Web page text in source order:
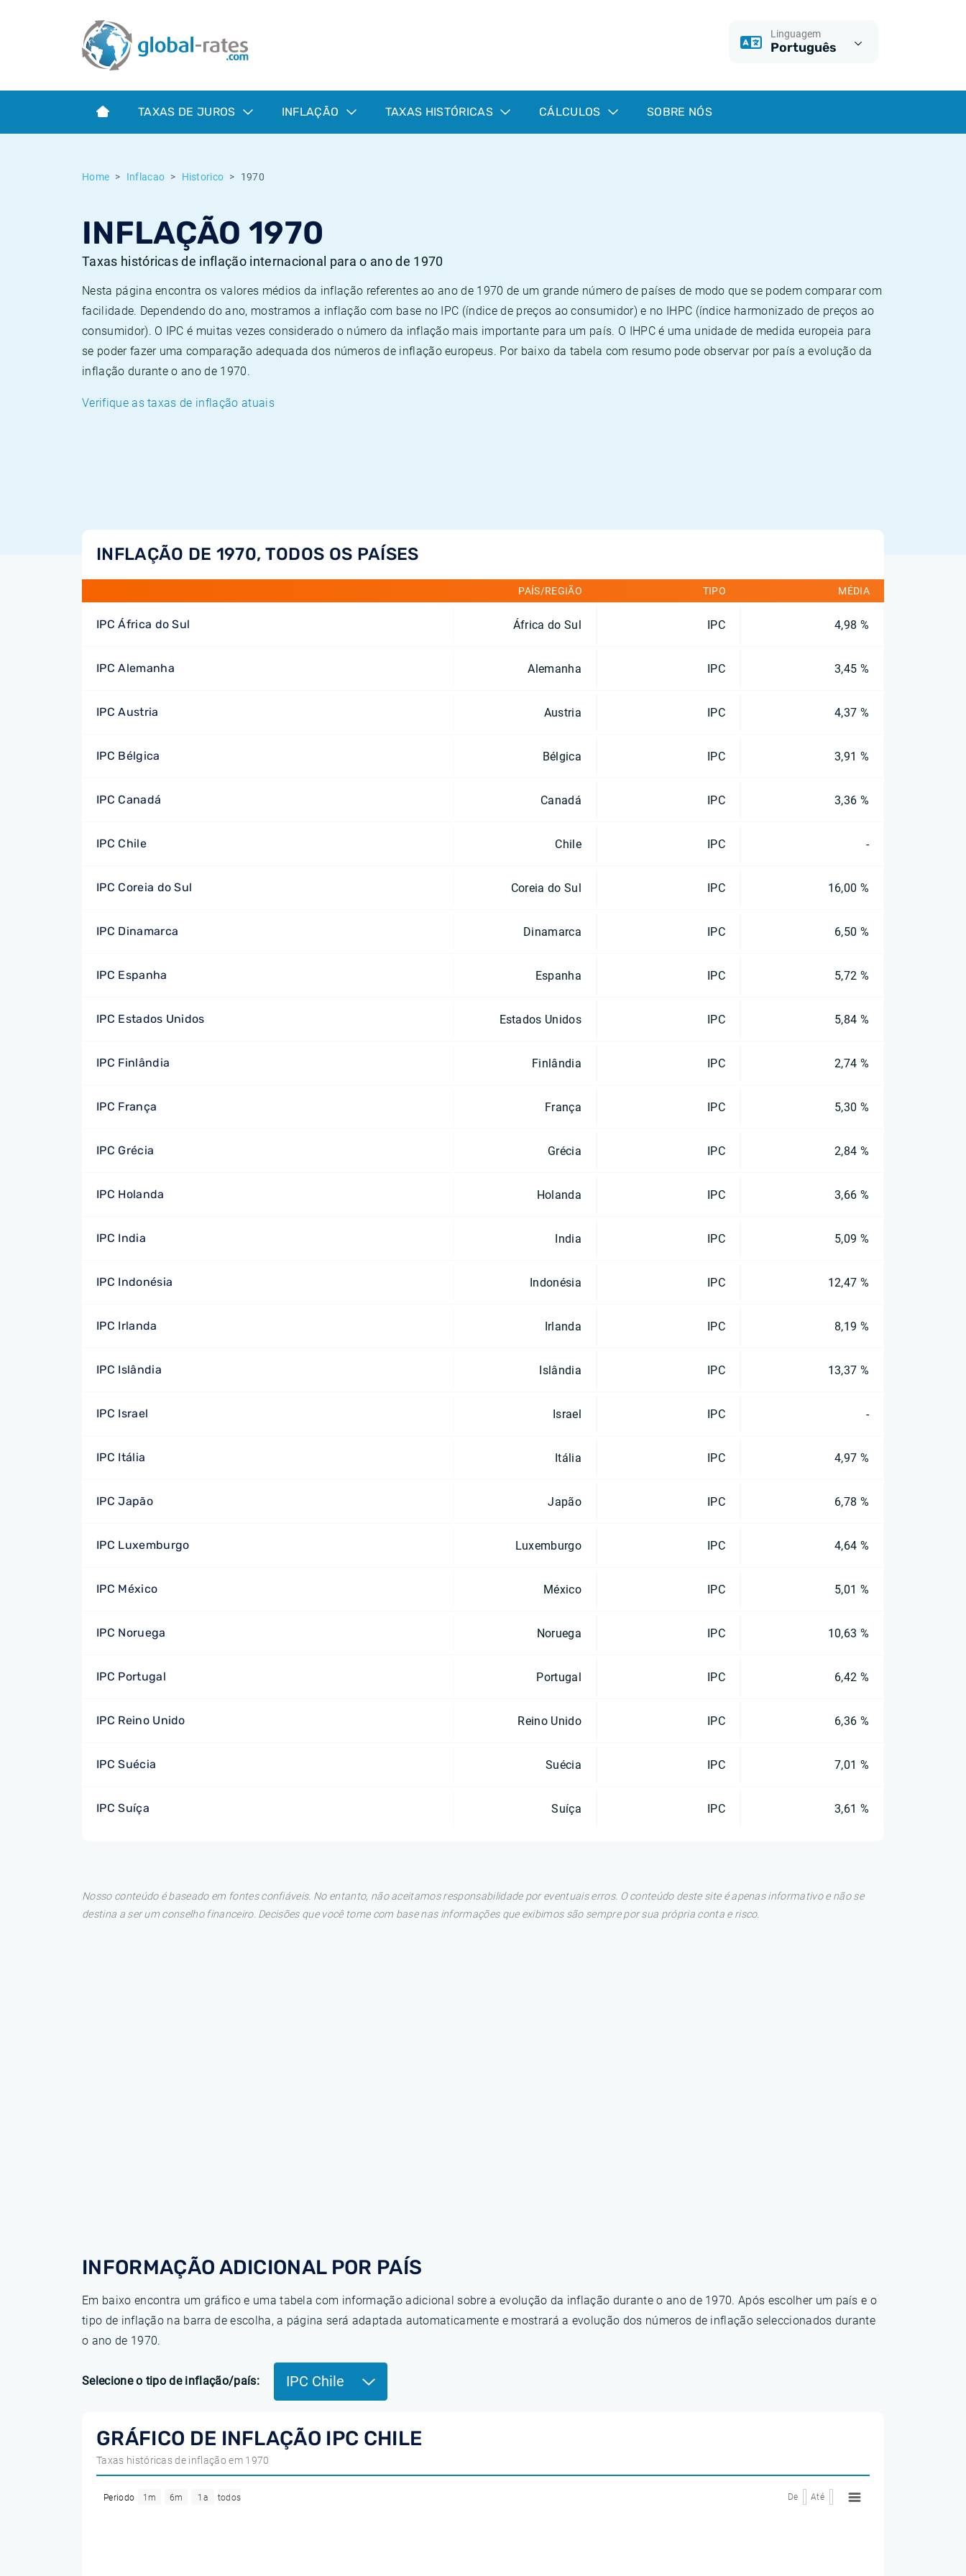
Linguagem
Português
TAXAS DE JUROS INFLAÇÃO TAXAS HISTÓRICAS CÁLCULOS SOBRE NÓS
Home Inflacao Historico 1970
INFLAÇÃO 1970
Taxas históricas de inflação internacional para o ano de 1970
Nesta página encontra os valores médios da inflação referentes ao ano de 1970 de um grande número de países de modo que se podem comparar com
facilidade. Dependendo do ano, mostramos a inflação com base no IPC (índice de preços ao consumidor) e no IHPC (índice harmonizado de preços ao
consumidor). O IPC é muitas vezes considerado o número da inflação mais importante para um país. O IHPC é uma unidade de medida europeia para
se poder fazer uma comparação adequada dos números de inflação europeus. Por baixo da tabela com resumo pode observar por país a evolução da
inflação durante o ano de 1970.
Verifique as taxas de inflação atuais
INFLAÇÃO DE 1970, TODOS OS PAÍSES
PAÍS/REGIÃO TIPO MÉDIA
IPC África do Sul África do Sul IPC 4,98 %
IPC Alemanha Alemanha IPC 3,45 %
IPC Austria Austria IPC 4,37 %
IPC Bélgica Bélgica IPC 3,91 %
IPC Canadá Canadá IPC 3,36 %
IPC Chile Chile IPC -
IPC Coreia do Sul Coreia do Sul IPC 16,00 %
IPC Dinamarca Dinamarca IPC 6,50 %
IPC Espanha Espanha IPC 5,72 %
IPC Estados Unidos Estados Unidos IPC 5,84 %
IPC Finlândia Finlândia IPC 2,74 %
IPC França França IPC 5,30 %
IPC Grécia Grécia IPC 2,84 %
IPC Holanda Holanda IPC 3,66 %
IPC India India IPC 5,09 %
IPC Indonésia Indonésia IPC 12,47 %
IPC Irlanda Irlanda IPC 8,19 %
IPC Islândia Islândia IPC 13,37 %
IPC Israel Israel IPC -
IPC Itália Itália IPC 4,97 %
IPC Japão Japão IPC 6,78 %
IPC Luxemburgo Luxemburgo IPC 4,64 %
IPC México México IPC 5,01 %
IPC Noruega Noruega IPC 10,63 %
IPC Portugal Portugal IPC 6,42 %
IPC Reino Unido Reino Unido IPC 6,36 %
IPC Suécia Suécia IPC 7,01 %
IPC Suíça Suíça IPC 3,61 %
Nosso conteúdo é baseado em fontes confiáveis. No entanto, não aceitamos responsabilidade por eventuais erros. O conteúdo deste site é apenas informativo e não se
destina a ser um conselho financeiro. Decisões que você tome com base nas informações que exibimos são sempre por sua própria conta e risco.
INFORMAÇÃO ADICIONAL POR PAÍS
Em baixo encontra um gráfico e uma tabela com informação adicional sobre a evolução da inflação durante o ano de 1970. Após escolher um país e o
tipo de inflação na barra de escolha, a página será adaptada automaticamente e mostrará a evolução dos números de inflação seleccionados durante
o ano de 1970.
Selecione o tipo de inflação/país: IPC Chile
GRÁFICO DE INFLAÇÃO IPC CHILE
Taxas históricas de inflação em 1970
Periodo 1m 6m 1a todos De Até
Term SOFR
O que é a inflação do IPC?
O que é a inflação do IHPC?
Taxas Euribor históricas
Taxas ESTER históricas
Taxas de inflação históricas
Calculadora de inflação